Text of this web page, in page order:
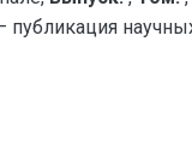
публикация